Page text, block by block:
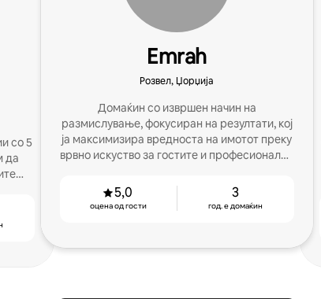
со 5
да
Emrah
Розвел, Џорџија
Домаќин со извршен начин на
размислување, фокусиран на резултати, кој
ја максимизира вредноста на имотот преку
врвно искуство за гостите и професионално
5,0
оцена од гости
3
год. е домаќин